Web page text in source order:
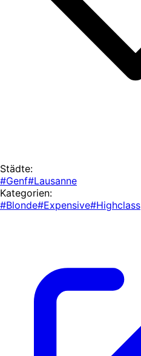
Städte:
#Genf#Lausanne
Kategorien:
#Blonde#Expensive#Highclass